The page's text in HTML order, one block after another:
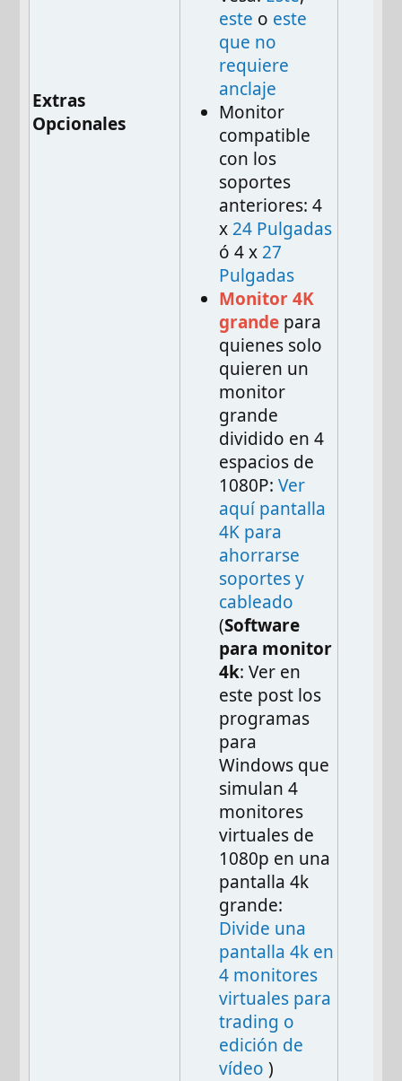
Extras
Opcionales
este o este
que no
requiere
anclaje
Monitor
compatible
con los
soportes
anteriores: 4
x 24 Pulgadas
ó 4 x 27
Pulgadas
Monitor 4K
grande para
quienes solo
quieren un
monitor
grande
dividido en 4
espacios de
1080P:Ver
aquí pantalla
4K para
ahorrarse
soportes y
cableado
(Software
para monitor
4k: Ver en
este post los
programas
para
Windows que
simulan 4
monitores
virtuales de
1080p en una
pantalla 4k
grande:
Divide una
pantalla 4k en
4 monitores
virtuales para
trading o
edición de
vídeo )